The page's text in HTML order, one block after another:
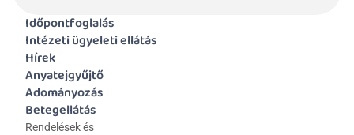
Időpontfoglalás
Intézeti ügyeleti ellátás
Hírek
Anyatejgyűjtő
Adományozás
Betegellátás
Rendelések és